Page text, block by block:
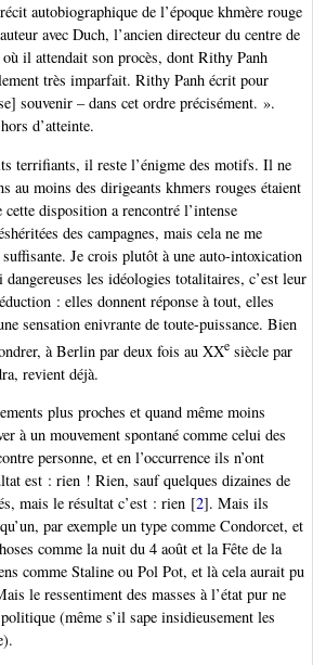
autobiographique de l’époque khmère rouge
avec Duch, l’ancien directeur du centre de
il attendait son procès, dont Rithy Panh
très imparfait. Rithy Panh écrit pour
souvenir – dans cet ordre précisément. ».
d’atteinte.
terrifiants, il reste l’énigme des motifs. Il ne
au moins des dirigeants khmers rouges étaient
disposition a rencontré l’intense
des campagnes, mais cela ne me
Je crois plutôt à une auto-intoxication
les idéologies totalitaires, c’est leur
: elles donnent réponse à tout, elles
sensation enivrante de toute-puissance. Bien
à Berlin par deux fois au XXe siècle par
revient déjà.
plus proches et quand même moins
à un mouvement spontané comme celui des
personne, et en l’occurrence ils n’ont
est : rien ! Rien, sauf quelques dizaines de
mais le résultat c’est : rien [2]. Mais ils
par exemple un type comme Condorcet, et
comme la nuit du 4 août et la Fête de la
comme Staline ou Pol Pot, et là cela aurait pu
le ressentiment des masses à l’état pur ne
(même s’il sape insidieusement les